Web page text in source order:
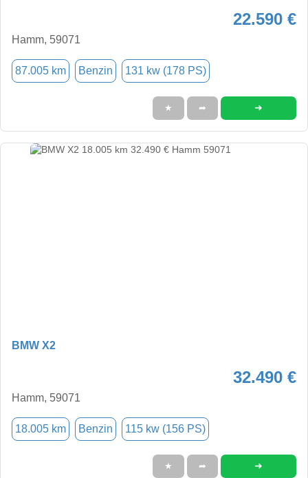
22.590 €
Hamm, 59071
87.005 km Benzin 131 kw (178 PS)
★ ➦ ➜
BMW X2
32.490 €
Hamm, 59071
18.005 km Benzin 115 kw (156 PS)
★ ➦ ➜